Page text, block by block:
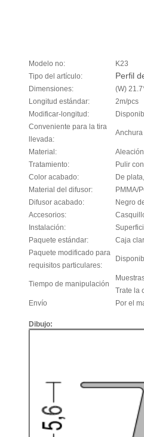
Modelo no:
K23
Tipo del artículo:
Perfil
Dimensiones:
(W)
Longitud estándar:
2m/pcs
Modificar-longitud:
Conveniente para la tira
llevada:
Anchura
Material:
Tratamiento:
Pulir
Color acabado:
De
Material del difusor:
PMMA/
Difusor acabado:
Negro
Accesorios:
Instalación:
Paquete estándar:
Caja
Paquete modificado para
requisitos particulares:
Tiempo de manipulación
Trate la
Envío
Por el
Dibujo: